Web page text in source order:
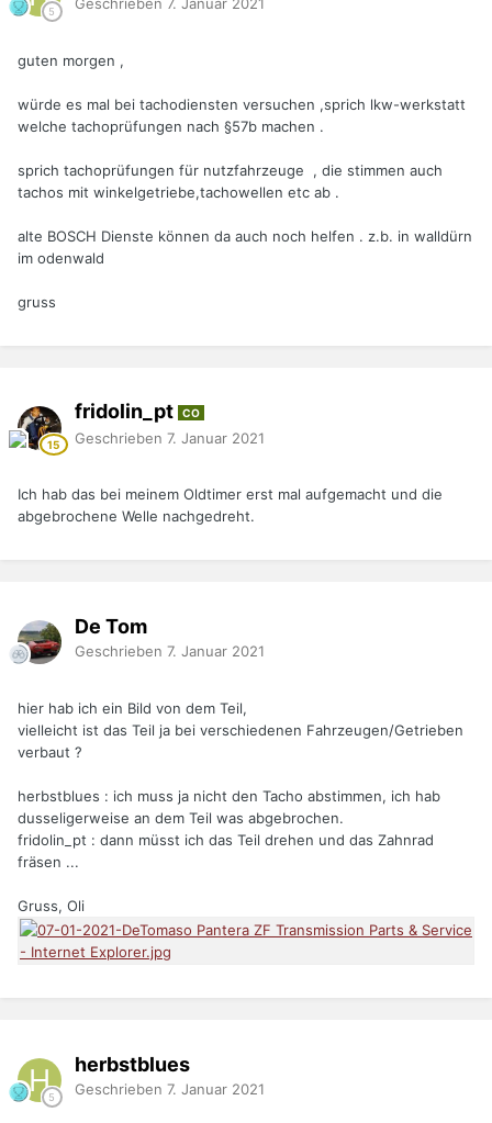
guten morgen ,
würde es mal bei tachodiensten versuchen ,sprich lkw-werkstatt
welche tachoprüfungen nach §57b machen .
sprich tachoprüfungen für nutzfahrzeuge , die stimmen auch
tachos mit winkelgetriebe,tachowellen etc ab .
alte BOSCH Dienste können da auch noch helfen . z.b. in walldürn
im odenwald
gruss
fridolin_pt CO
Geschrieben 7. Januar 2021
Ich hab das bei meinem Oldtimer erst mal aufgemacht und die
abgebrochene Welle nachgedreht.
De Tom
Geschrieben 7. Januar 2021
hier hab ich ein Bild von dem Teil,
vielleicht ist das Teil ja bei verschiedenen Fahrzeugen/Getrieben
verbaut ?
herbstblues : ich muss ja nicht den Tacho abstimmen, ich hab
dusseligerweise an dem Teil was abgebrochen.
fridolin_pt : dann müsst ich das Teil drehen und das Zahnrad
fräsen ...
Gruss, Oli
herbstblues
Geschrieben 7. Januar 2021